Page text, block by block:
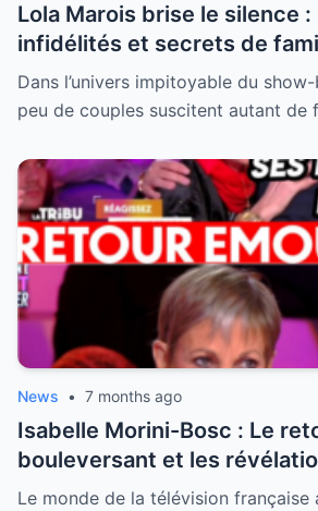
Lola Marois brise le silence :
infidélités et secrets de
visage de Jean-Marie
Dans l’univers impitoyable du
peu de couples suscitent autant de
News • 7 months ago
Isabelle Morini-Bosc : Le
bouleversant et les
après la perte de son mari
Le monde de la télévision française